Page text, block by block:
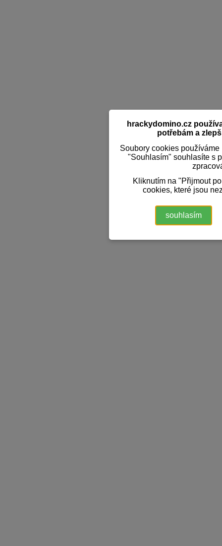
hrackydomino.cz
potřebám a
Soubory cookies
"Souhlasím" souhlasíte s
Kliknutím na "Přijmout
cookies, které jsou
souhlasím